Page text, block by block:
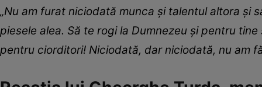
„Nu am furat niciodată munca și talentul altora și
piesele alea. Să te rogi la Dumnezeu și pentru
pentru ciorditori! Niciodată, dar niciodată, nu am